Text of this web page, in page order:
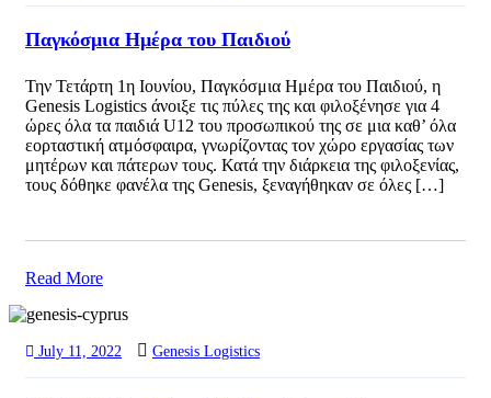
Παγκόσμια Ημέρα του Παιδιού
Την Τετάρτη 1η Ιουνίου, Παγκόσμια Ημέρα του Παιδιού, η
Genesis Logistics άνοιξε τις πύλες της και φιλοξένησε για 4
ώρες όλα τα παιδιά U12 του προσωπικού της σε μια καθ’ όλα
εορταστική ατμόσφαιρα, γνωρίζοντας τον χώρο εργασίας των
μητέρων και πάτερων τους. Κατά την διάρκεια της φιλοξενίας,
τους δόθηκε φανέλα της Genesis, ξεναγήθηκαν σε όλες […]
Read More
July 11, 2022 Genesis Logistics